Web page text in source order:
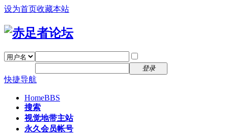
设为首页收藏本站
登录
快捷导航
HomeBBS
搜索
视觉地带主站
永久会员帐号